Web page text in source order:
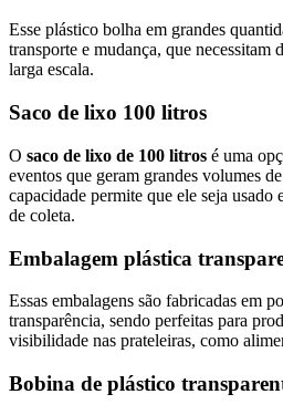
Esse plástico bolha em grandes
transporte e mudança, que necessitam
larga escala.
Saco de lixo 100 litros
O saco de lixo de 100 litros é uma
eventos que geram grandes volumes
capacidade permite que ele seja usado
de coleta.
Embalagem plástica
Essas embalagens são fabricadas em
transparência, sendo perfeitas para
visibilidade nas prateleiras, como
Bobina de plástico